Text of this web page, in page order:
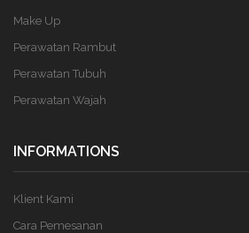
Make Up
Perawatan Rambut
Perawatan Tubuh
Perawatan Wajah
INFORMATIONS
Klient Kami
Cara Pemesanan